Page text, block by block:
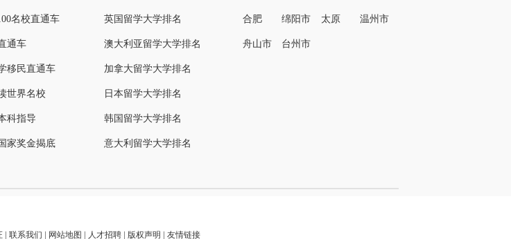
名校直通车
通车
移民直通车
世界名校
科指导
家奖金揭底
英国留学大学排名
澳大利亚留学大学排名
加拿大留学大学排名
日本留学大学排名
韩国留学大学排名
意大利留学大学排名
合肥 绵阳市 太原 温州市
舟山市 台州市
| 联系我们 | 网站地图 | 人才招聘| 版权声明 | 友情链接